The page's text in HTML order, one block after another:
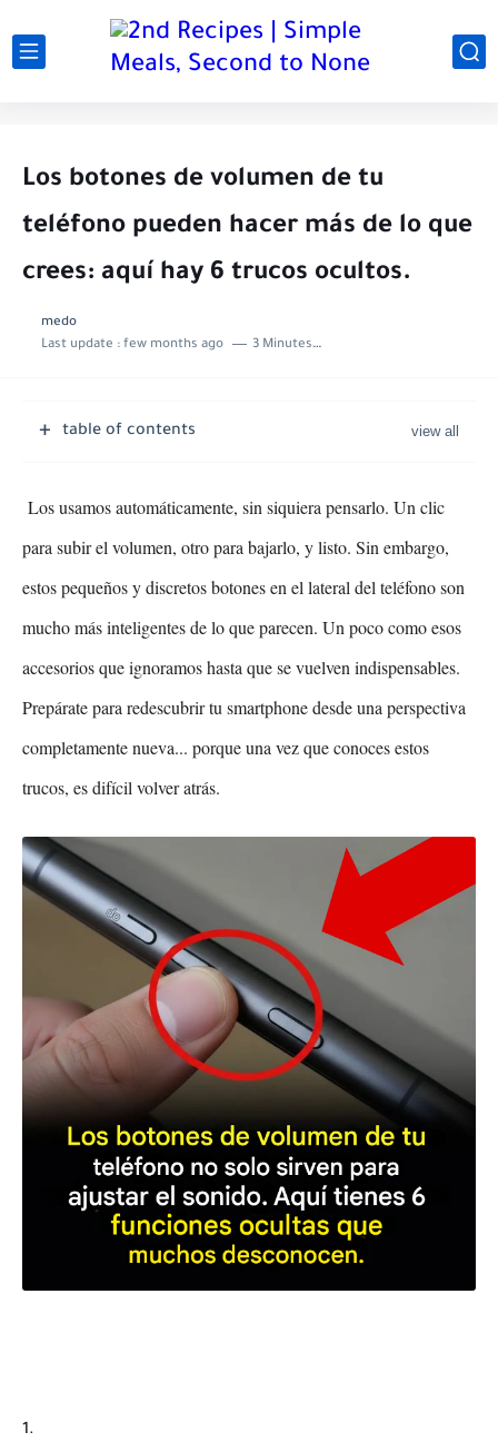
Los botones de volumen de tu
teléfono pueden hacer más de lo que
crees: aquí hay 6 trucos ocultos.
medo
Last update : few months ago 3 Minutes to read
table of contents
Los usamos automáticamente, sin siquiera pensarlo. Un clic
para subir el volumen, otro para bajarlo, y listo. Sin embargo,
estos pequeños y discretos botones en el lateral del teléfono son
mucho más inteligentes de lo que parecen. Un poco como esos
accesorios que ignoramos hasta que se vuelven indispensables.
Prepárate para redescubrir tu smartphone desde una perspectiva
completamente nueva... porque una vez que conoces estos
trucos, es difícil volver atrás.